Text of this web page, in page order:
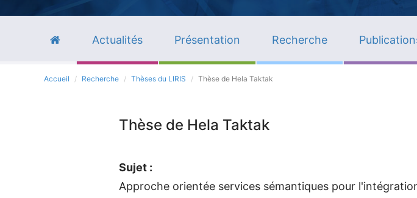
Actualités Présentation Recherche
Accueil Recherche Thèses du LIRIS Thèse de Hela Taktak
Thèse de Hela Taktak
Sujet :
Approche orientée services sémantiques pour